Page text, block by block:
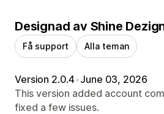
Designad av Shine
Få support Alla teman
Version 2.0.4•June 03, 2026
This version added account
fixed a few issues.